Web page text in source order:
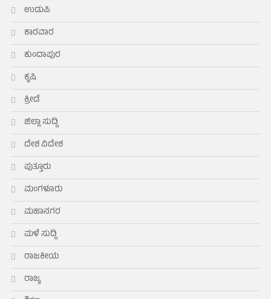
ಉಡುಪಿ
ಕಾರವಾರ
ಕುಂದಾಪುರ
ಕೃಷಿ
ಕ್ರೀಡೆ
ಜಿಲ್ಲಾ ಸುದ್ದಿ
ದೇಶ ವಿದೇಶ
ಪುತ್ತೂರು
ಮಂಗಳೂರು
ಮಹಾನಗರ
ಮಳೆ ಸುದ್ದಿ
ರಾಜಕೀಯ
ರಾಜ್ಯ